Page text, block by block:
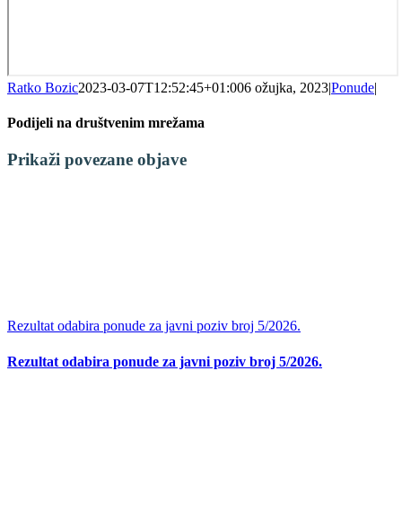
Ratko Bozic2023-03-07T12:52:45+01:006 ožujka, 2023|Ponude|
Podijeli na društvenim mrežama
Facebook
X
LinkedIn
WhatsApp
Tumblr
Pinterest
Email:
Prikaži povezane objave
Rezultat odabira ponude za javni poziv broj 5/2026.
Rezultat odabira ponude za javni poziv broj 5/2026.